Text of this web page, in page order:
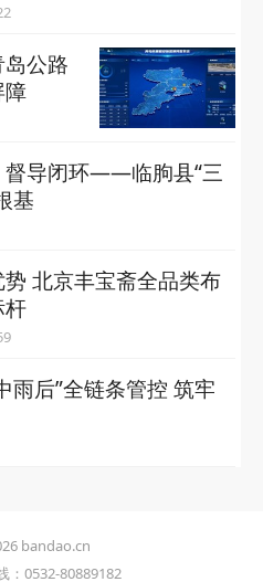
公路
障
督导闭环——临朐县“三
基
北京丰宝斋全品类布
杆
雨后”全链条管控 筑牢
bandao.cn
：0532-80889182